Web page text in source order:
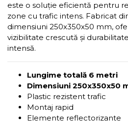
este o soluție eficientă pentru
zone cu trafic intens. Fabricat
dimensiuni 250x350x50 mm,
vizibilitate crescută și
intensă.
Lungime totală 6 metri
Dimensiuni 250x350x50
Plastic rezistent trafic
Montaj rapid
Elemente reflectorizante